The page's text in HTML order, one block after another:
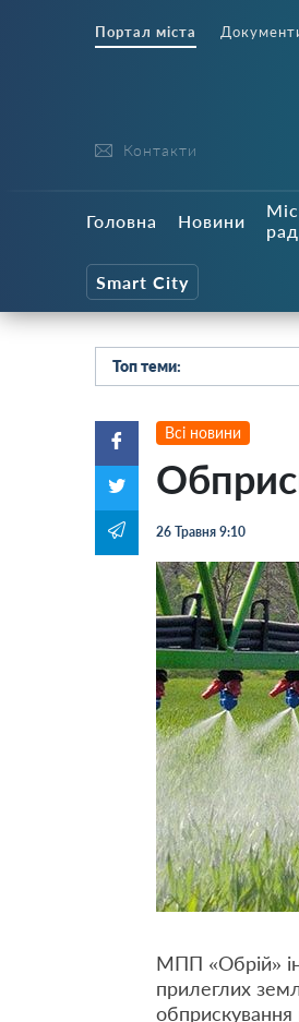
Портал міста
Контакти
Головна Новини
Smart City
Топ теми:
Всі новини
26 Травня 9:10
МПП «Обрій»
прилеглих
обприскування